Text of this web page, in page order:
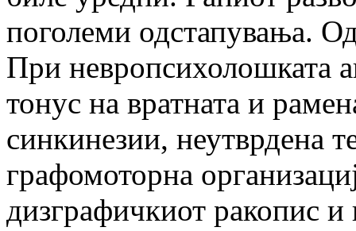
поголеми одстапувања.
При невропсихолошката
тонус на вратната и
синкинезии, неутврдена
графомоторна
дизграфичкиот ракопис и